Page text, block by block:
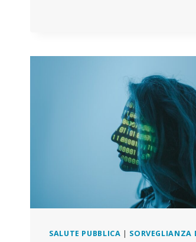
SALUTE PUBBLICA | SORVEGLIANZA